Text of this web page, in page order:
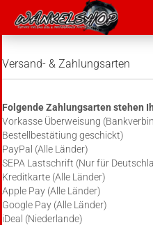
Versand- & Zahlungsarten
Folgende Zahlungsarten stehen
Vorkasse Überweisung
Bestellbestätiung geschickt)
PayPal (Alle Länder)
SEPA Lastschrift (Nur für
Kreditkarte (Alle Länder)
Apple Pay (Alle Länder)
Google Pay (Alle Länder)
iDeal (Niederlande)